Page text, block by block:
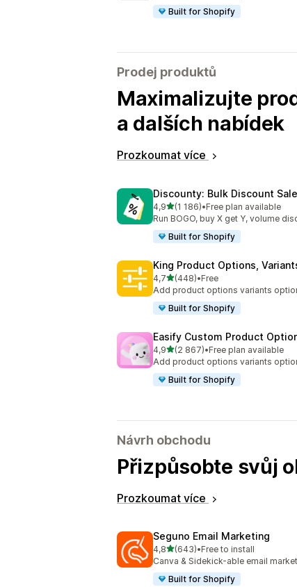
Built for Shopify
Prodej produktů
Maximalizujte
a dalších nabídek
Prozkoumat více
Discounty: Bulk Discount
4,9z 5 hvězd
(1 186)
Celkový počet recenzí: 1186
•Free plan available
Run BOGO, buy X get Y, volume
Built for Shopify
King Product Options,
4,7z 5 hvězd
(448)
Celkový počet recenzí: 448
•Free
Add product options variants
Built for Shopify
Easify Custom Product
4,9z 5 hvězd
(2 867)
Celkový počet recenzí: 2867
•Free plan available
Add product options variants
Built for Shopify
Návrh obchodu
Přizpůsobte svůj
Prozkoumat více
Seguno Email Marketing
4,8z 5 hvězd
(643)
Celkový počet recenzí: 643
•Free to install
Canva & Sidekick-able email
Built for Shopify